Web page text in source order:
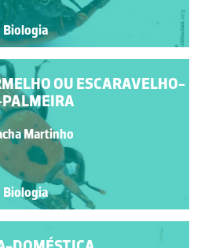
Biologia
OU ESCARAVELHO-
Martinho
Biologia